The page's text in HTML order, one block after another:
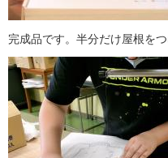
完成品です。半分だけ屋根を